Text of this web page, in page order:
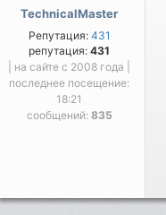
TechnicalMaster
Репутация: 431
репутация:431
| на сайте с 2008 года |
последнее посещение:
18:21
сообщений: 835